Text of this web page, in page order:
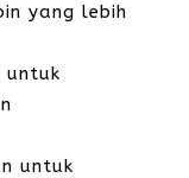
yang lebih
untuk
untuk